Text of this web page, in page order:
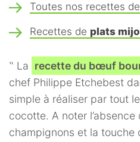
Toutes nos recettes
Recettes de plats
‟ La recette du bœuf
chef Philippe Etchebest
simple à réaliser par tout
cocotte. A noter l’absence
champignons et la touche